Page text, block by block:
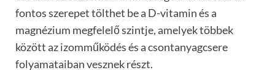
fontos szerepet tölthet be a D-vitamin és a
magnézium megfelelő szintje, amelyek többek
között az izomműködés és a csontanyagcsere
folyamataiban vesznek részt.